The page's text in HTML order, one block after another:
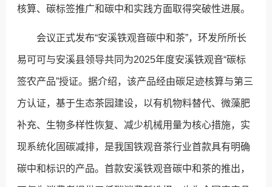
核算、碳标签推广和碳中和实践方面取得突破性进展。
会议正式发布“安溪铁观音碳中和茶”，环发所所长
易可可与安溪县领导共同为2025年度安溪铁观音“碳标
签农产品”授证。据介绍，该产品经由碳足迹核算与第三
方认证，基于生态茶园建设，以有机物料替代、微藻肥
补充、生物多样性恢复、减少机械用量为核心措施，实
现系统化固碳减排，是我国铁观音茶行业首款具有明确
碳中和标识的产品。首款安溪铁观音碳中和茶的推出，